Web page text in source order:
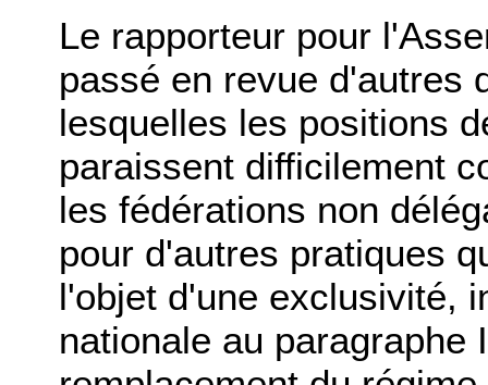
Le rapporteur pour
passé en revue d'autres
lesquelles les positions
paraissent difficilement
les fédérations non
pour d'autres pratiques
l'objet d'une exclusivité,
nationale au